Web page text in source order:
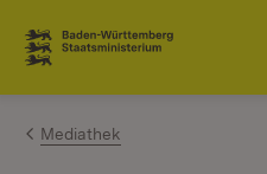
Zum Inhalt springen
Link zur Startseite
Mediathek